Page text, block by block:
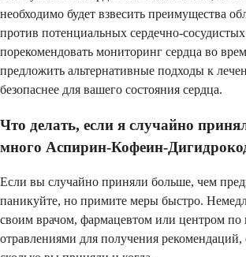
необходимо будет взвесить преимущества
против потенциальных сердечно-
порекомендовать мониторинг сердца во
предложить альтернативные подходы к
безопаснее для вашего состояния сердца.
Что делать, если я случайно
много Аспирин-Кофеин-
Если вы случайно приняли больше, чем
паникуйте, но примите меры быстро.
своим врачом, фармацевтом или центром по
отравлениями для получения